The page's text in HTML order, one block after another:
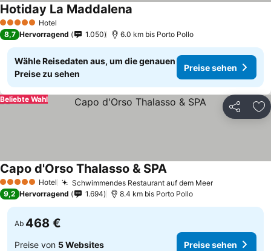
5 Sterne Hotel
Hotiday La Maddalena
8,7 Hervorragend 1.050 6.0 km bis Porto Pollo
Wähle Reisedaten aus, um die genauen
Preise zu sehen
Preise sehen
Teilen
Beliebte Wahl
5 Sterne Hotel Schwimmendes Restaurant auf dem Meer
Capo d'Orso Thalasso & SPA
9,2 Hervorragend 1.694 8.4 km bis Porto Pollo
Ab 468 €
Preise von 5 Websites Preise sehen